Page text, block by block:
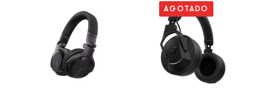
AGOTADO